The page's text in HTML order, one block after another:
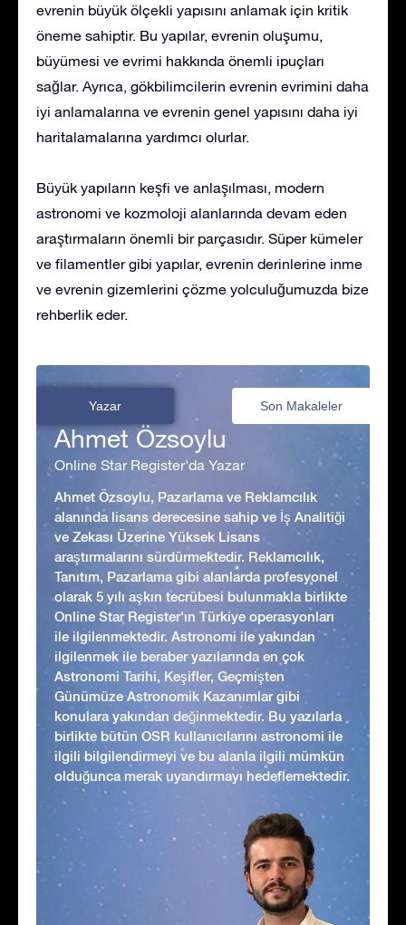
evrenin büyük ölçekli yapısını anlamak için kritik
öneme sahiptir. Bu yapılar, evrenin oluşumu,
büyümesi ve evrimi hakkında önemli ipuçları
sağlar. Ayrıca, gökbilimcilerin evrenin evrimini daha
iyi anlamalarına ve evrenin genel yapısını daha iyi
haritalamalarına yardımcı olurlar.
Büyük yapıların keşfi ve anlaşılması, modern
astronomi ve kozmoloji alanlarında devam eden
araştırmaların önemli bir parçasıdır. Süper kümeler
ve filamentler gibi yapılar, evrenin derinlerine inme
ve evrenin gizemlerini çözme yolculuğumuzda bize
rehberlik eder.
Yazar Son Makaleler
Ahmet Özsoylu
Online Star Register'da Yazar
Ahmet Özsoylu, Pazarlama ve Reklamcılık
alanında lisans derecesine sahip ve İş Analitiği
ve Zekası Üzerine Yüksek Lisans
araştırmalarını sürdürmektedir. Reklamcılık,
Tanıtım, Pazarlama gibi alanlarda profesyonel
olarak 5 yılı aşkın tecrübesi bulunmakla birlikte
Online Star Register'ın Türkiye operasyonları
ile ilgilenmektedir. Astronomi ile yakından
ilgilenmek ile beraber yazılarında en çok
Astronomi Tarihi, Keşifler, Geçmişten
Günümüze Astronomik Kazanımlar gibi
konulara yakından değinmektedir. Bu yazılarla
birlikte bütün OSR kullanıcılarını astronomi ile
ilgili bilgilendirmeyi ve bu alanla ilgili mümkün
olduğunca merak uyandırmayı hedeflemektedir.